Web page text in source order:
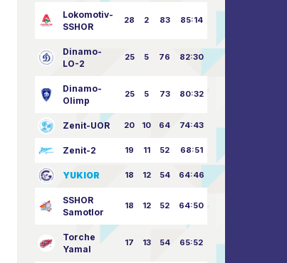
Lokomotiv-
SSHOR
28 2 83 85:14
Dinamo-
LO-2
25 5 76 82:30
Dinamo-
Olimp
25 5 73 80:32
Zenit-UOR 20 10 64 74:43
Zenit-2 19 11 52 68:51
YUKIOR 18 12 54 64:46
SSHOR
Samotlor
18 12 52 64:50
Torche
Yamal
17 13 54 65:52